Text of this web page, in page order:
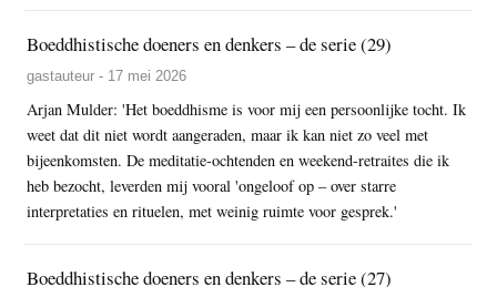
Boeddhistische doeners en denkers – de serie (29)
gastauteur - 17 mei 2026
Arjan Mulder: 'Het boeddhisme is voor mij een persoonlijke tocht. Ik
weet dat dit niet wordt aangeraden, maar ik kan niet zo veel met
bijeenkomsten. De meditatie-ochtenden en weekend-retraites die ik
heb bezocht, leverden mij vooral 'ongeloof op – over starre
interpretaties en rituelen, met weinig ruimte voor gesprek.'
Boeddhistische doeners en denkers – de serie (27)